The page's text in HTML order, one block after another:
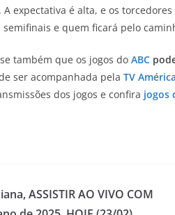
expectativa é alta, e os
semifinais e quem ficará pelo
também que os jogos do ABC
ser acompanhada pela TV
dos jogos e confira jogos
ASSISTIR AO VIVO COM